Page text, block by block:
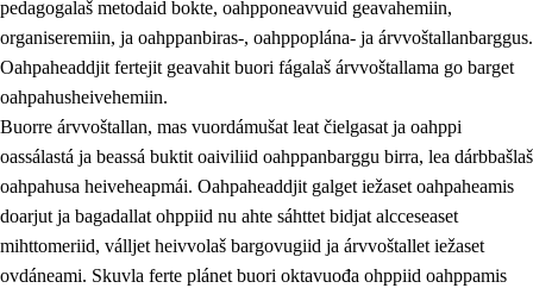
pedagogalaš metodaid bokte, oahpponeavvuid geavahemiin,
organiseremiin, ja oahppanbiras-, oahppoplána- ja árvvoštallanbarggus.
Oahpaheaddjit fertejit geavahit buori fágalaš árvvoštallama go barget
oahpahusheivehemiin.
Buorre árvvoštallan, mas vuordámušat leat čielgasat ja oahppi
oassálastá ja beassá buktit oaiviliid oahppanbarggu birra, lea dárbbašlaš
oahpahusa heiveheapmái. Oahpaheaddjit galget iežaset oahpaheamis
doarjut ja bagadallat ohppiid nu ahte sáhttet bidjat alcceseaset
mihttomeriid, válljet heivvolaš bargovugiid ja árvvoštallet iežaset
ovdáneami. Skuvla ferte plánet buori oktavuođa ohppiid oahppamis